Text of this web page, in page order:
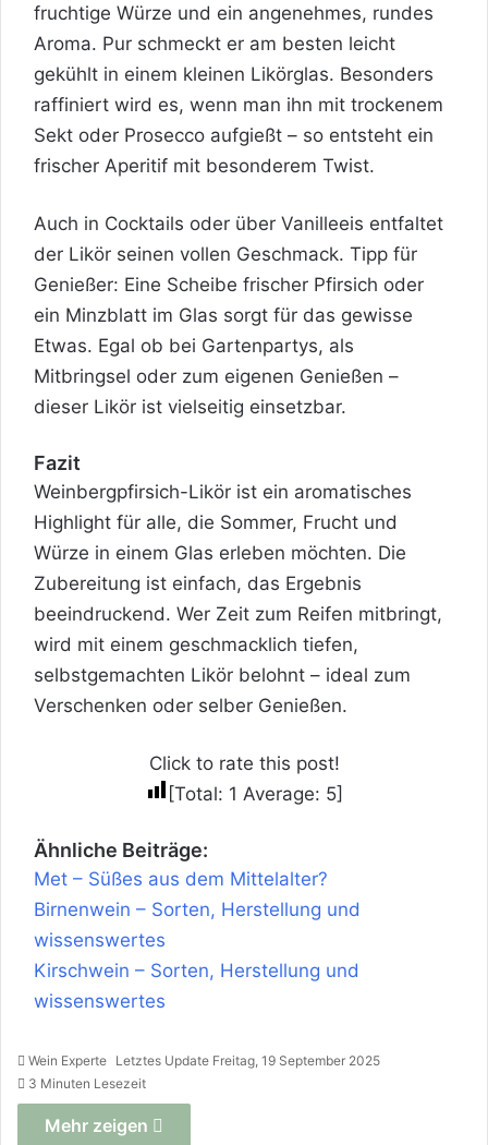
fruchtige Würze und ein angenehmes, rundes
Aroma. Pur schmeckt er am besten leicht
gekühlt in einem kleinen Likörglas. Besonders
raffiniert wird es, wenn man ihn mit trockenem
Sekt oder Prosecco aufgießt – so entsteht ein
frischer Aperitif mit besonderem Twist.
Auch in Cocktails oder über Vanilleeis entfaltet
der Likör seinen vollen Geschmack. Tipp für
Genießer: Eine Scheibe frischer Pfirsich oder
ein Minzblatt im Glas sorgt für das gewisse
Etwas. Egal ob bei Gartenpartys, als
Mitbringsel oder zum eigenen Genießen –
dieser Likör ist vielseitig einsetzbar.
Fazit
Weinbergpfirsich-Likör ist ein aromatisches
Highlight für alle, die Sommer, Frucht und
Würze in einem Glas erleben möchten. Die
Zubereitung ist einfach, das Ergebnis
beeindruckend. Wer Zeit zum Reifen mitbringt,
wird mit einem geschmacklich tiefen,
selbstgemachten Likör belohnt – ideal zum
Verschenken oder selber Genießen.
Click to rate this post!
[Total: 1 Average: 5]
Ähnliche Beiträge:
Met – Süßes aus dem Mittelalter?
Birnenwein – Sorten, Herstellung und
wissenswertes
Kirschwein – Sorten, Herstellung und
wissenswertes
Wein Experte Letztes Update Freitag, 19 September 2025
3 Minuten Lesezeit
Mehr zeigen